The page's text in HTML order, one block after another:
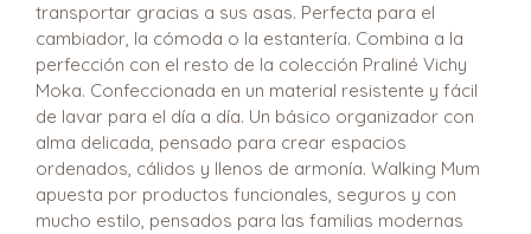
transportar gracias a sus asas. Perfecta para el
cambiador, la cómoda o la estantería. Combina a la
perfección con el resto de la colección Praliné Vichy
Moka. Confeccionada en un material resistente y fácil
de lavar para el día a día. Un básico organizador con
alma delicada, pensado para crear espacios
ordenados, cálidos y llenos de armonía. Walking Mum
apuesta por productos funcionales, seguros y con
mucho estilo, pensados para las familias modernas